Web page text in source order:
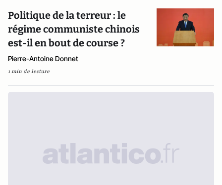
Politique de la terreur : le
régime communiste chinois
est-il en bout de course ?
Pierre-Antoine Donnet
1 min de lecture